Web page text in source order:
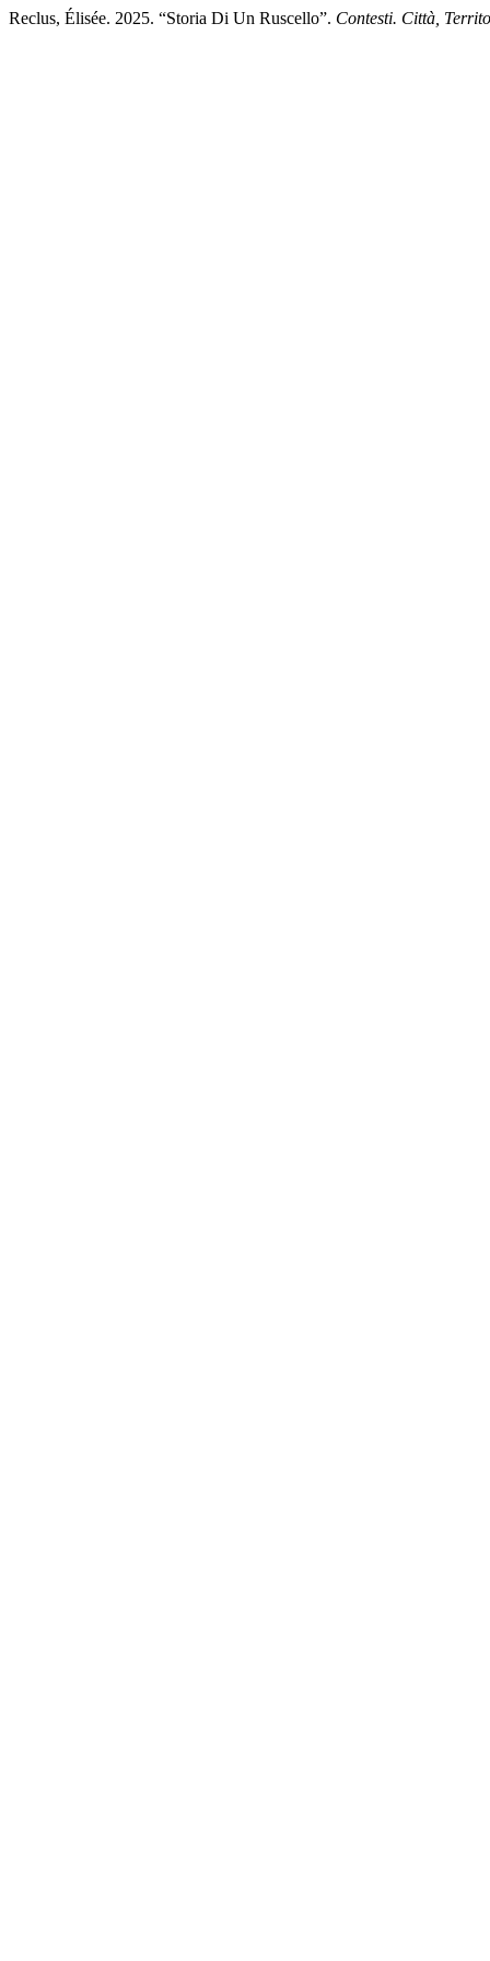
Reclus, Élisée. 2025. “Storia Di Un Ruscello”. Contesti. Città,